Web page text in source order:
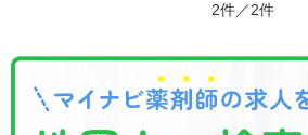
2件／2件